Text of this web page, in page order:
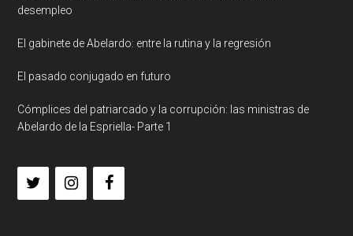
desempleo
El gabinete de Abelardo: entre la rutina y la regresión
El pasado conjugado en futuro
Cómplices del patriarcado y la corrupción: las ministras de
Abelardo de la Espriella- Parte 1